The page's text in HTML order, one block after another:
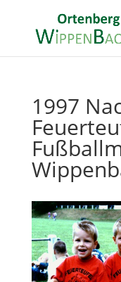
1997